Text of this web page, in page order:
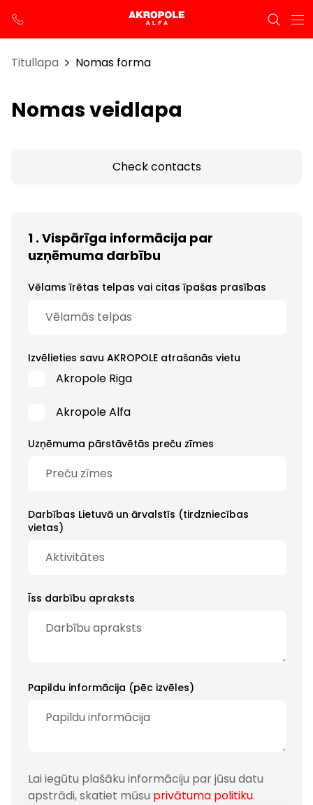
Titullapa Nomas forma
Nomas veidlapa
Check contacts
1 . Vispārīga informācija par
uzņēmuma darbību
Vēlams īrētas telpas vai citas īpašas prasības
Izvēlieties savu AKROPOLE atrašanās vietu
Akropole Riga
Akropole Alfa
Uzņēmuma pārstāvētās preču zīmes
Darbības Lietuvā un ārvalstīs (tirdzniecības
vietas)
Īss darbību apraksts
Papildu informācija (pēc izvēles)
Lai iegūtu plašāku informāciju par jūsu datu
apstrādi, skatiet mūsu privātuma politiku.